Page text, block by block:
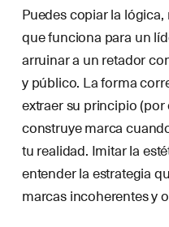
Puedes copiar la
que funciona para un
arruinar a un retador
y público. La forma
extraer su principio
construye marca
tu realidad. Imitar la
entender la estrategia
marcas incoherentes y